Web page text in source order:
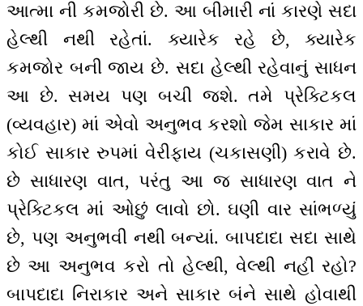
આત્મા ની કમજોરી છે. આ બીમારી નાં કારણે સદા
હેલ્થી નથી રહેતાં. ક્યારેક રહે છે, ક્યારેક
કમજોર બની જાય છે. સદા હેલ્થી રહેવાનું સાધન
આ છે. સમય પણ બચી જશે. તમે પ્રેક્ટિકલ
(વ્યવહાર) માં એવો અનુભવ કરશો જેમ સાકાર માં
કોઈ સાકાર રુપમાં વેરીફાય (ચકાસણી) કરાવે છે.
છે સાધારણ વાત, પરંતુ આ જ સાધારણ વાત ને
પ્રેક્ટિકલ માં ઓછું લાવો છો. ઘણી વાર સાંભળ્યું
છે, પણ અનુભવી નથી બન્યાં. બાપદાદા સદા સાથે
છે આ અનુભવ કરો તો હેલ્થી, વેલ્થી નહીં રહો?
બાપદાદા નિરાકાર અને સાકાર બંને સાથે હોવાથી